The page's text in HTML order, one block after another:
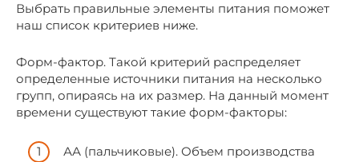
Выбрать правильные элементы питания поможет
наш список критериев ниже.
Форм-фактор. Такой критерий распределяет
определенные источники питания на несколько
групп, опираясь на их размер. На данный момент
времени существуют такие форм-факторы:
АА (пальчиковые). Объем производства